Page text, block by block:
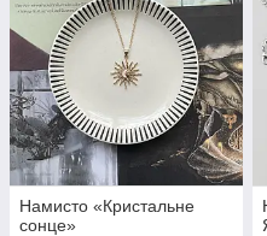
Намисто «Кристальне
сонце»